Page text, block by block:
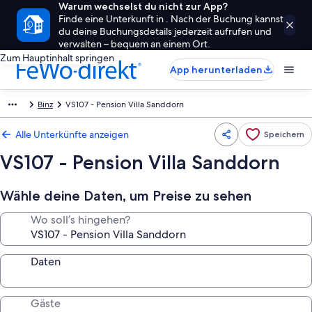
Warum wechselst du nicht zur App?
Finde eine Unterkunft in . Nach der Buchung kannst
du deine Buchungsdetails jederzeit aufrufen und
verwalten – bequem an einem Ort.
Zum Hauptinhalt springen
App herunterladen
Binz VS107 - Pension Villa Sanddorn
Alle Unterkünfte anzeigen Speichern
VS107 - Pension Villa Sanddorn
Wähle deine Daten, um Preise zu sehen
Wo soll’s hingehen?
Daten
Gäste